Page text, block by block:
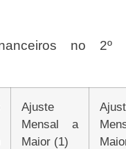
Ajuste
Mensal a
Maior (1)
Ajuste